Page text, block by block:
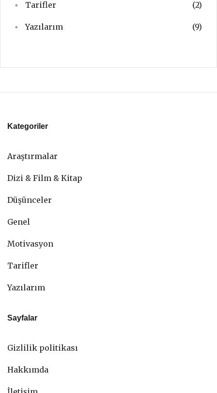
Tarifler (2)
Yazılarım (9)
Kategoriler
Araştırmalar
Dizi & Film & Kitap
Düşünceler
Genel
Motivasyon
Tarifler
Yazılarım
Sayfalar
Gizlilik politikası
Hakkımda